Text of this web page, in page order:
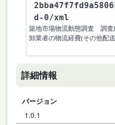
d-0/xml
築地市場物流動態調査 調
卸業者の物流経費(その他配
詳細情報
バージョン
1.0.1